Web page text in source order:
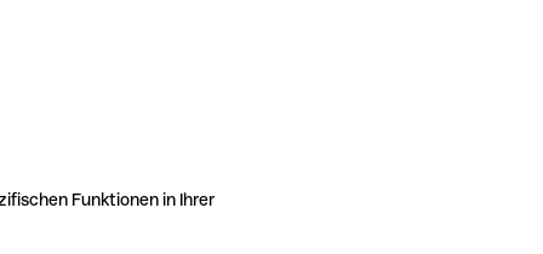
Funktionen in Ihrer